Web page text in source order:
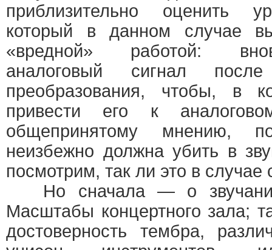
приблизительно оценить
который в данном случае
«вредной» работой:
аналоговый сигнал после
преобразования, чтобы, в
привести его к
общепринятому мнению,
неизбежно должна убить в
посмотрим, так ли это в
Но сначала — о
Масштабы концертного зала;
достоверность тембра,